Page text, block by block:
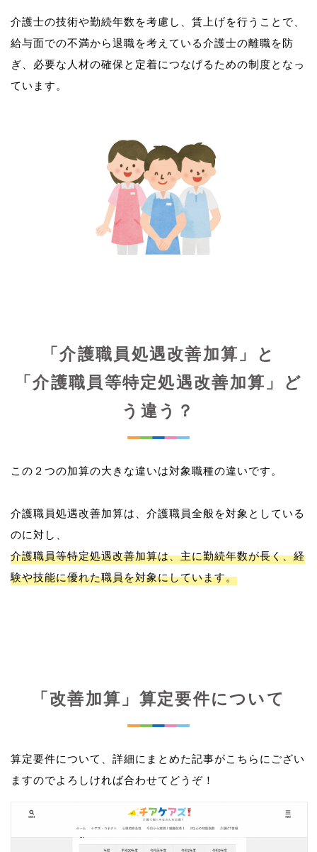
介護士の技術や勤続年数を考慮し、賃上げを行うことで、
給与面での不満から退職を考えている介護士の離職を防
ぎ、必要な人材の確保と定着につなげるための制度となっ
ています。
「介護職員処遇改善加算」と
「介護職員等特定処遇改善加算」ど
う違う？
この２つの加算の大きな違いは対象職種の違いです。
介護職員処遇改善加算は、介護職員全般を対象としている
介護職員等特定処遇改善加算は、主に勤続年数が長く、経
験や技能に優れた職員を対象にしています。
「改善加算」算定要件について
算定要件について、詳細にまとめた記事がこちらにござい
ますのでよろしければ合わせてどうぞ！